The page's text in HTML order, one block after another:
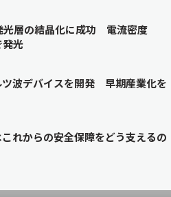
光層の結晶化に成功 電流密度
光
ツ波デバイスを開発 早期産業化を
これからの安全保障をどう支えるの